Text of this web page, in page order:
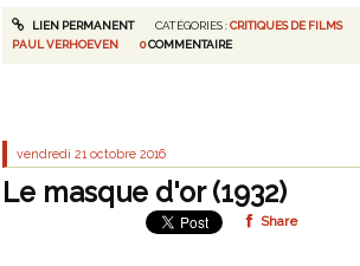
LIEN PERMANENT CATÉGORIES :CRITIQUES DE FILMS
PAUL VERHOEVEN
0COMMENTAIRE
vendredi 21 octobre 2016
Le masque d'or (1932)
Share